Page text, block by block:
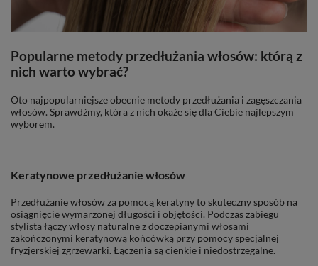
Popularne metody przedłużania włosów: którą z
nich warto wybrać?
Oto najpopularniejsze obecnie metody przedłużania i zagęszczania
włosów. Sprawdźmy, która z nich okaże się dla Ciebie najlepszym
wyborem.
Keratynowe przedłużanie włosów
Przedłużanie włosów za pomocą keratyny to skuteczny sposób na
osiągnięcie wymarzonej długości i objętości. Podczas zabiegu
stylista łączy włosy naturalne z doczepianymi włosami
zakończonymi keratynową końcówką przy pomocy specjalnej
fryzjerskiej zgrzewarki. Łączenia są cienkie i niedostrzegalne.